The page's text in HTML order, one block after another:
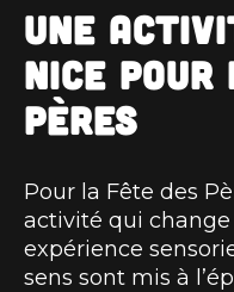
Une
Nice pour
Pères
Pour la Fête des
activité qui
expérience
sens sont mis à